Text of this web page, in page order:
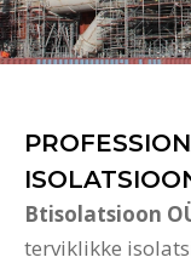
Btisolatsioon
terviklikke